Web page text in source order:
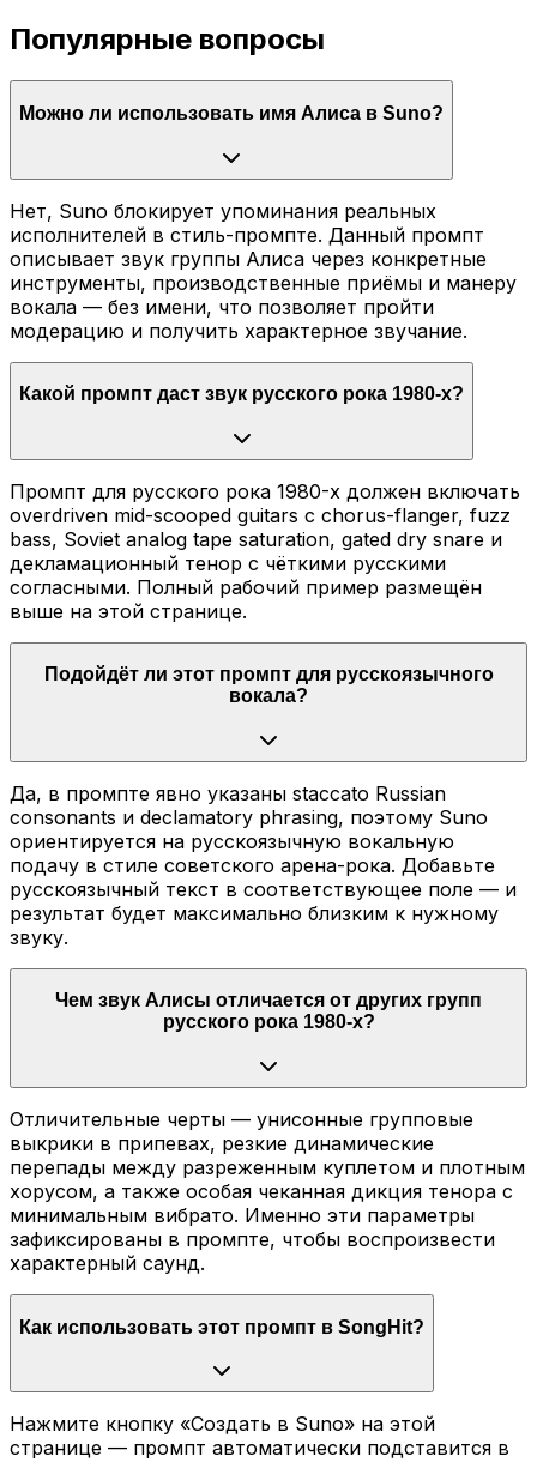
Популярные вопросы
Можно ли использовать имя Алиса в Suno?
Нет, Suno блокирует упоминания реальных
исполнителей в стиль-промпте. Данный промпт
описывает звук группы Алиса через конкретные
инструменты, производственные приёмы и манеру
вокала — без имени, что позволяет пройти
модерацию и получить характерное звучание.
Какой промпт даст звук русского рока 1980-х?
Промпт для русского рока 1980-х должен включать
overdriven mid-scooped guitars с chorus-flanger, fuzz
bass, Soviet analog tape saturation, gated dry snare и
декламационный тенор с чёткими русскими
согласными. Полный рабочий пример размещён
выше на этой странице.
Подойдёт ли этот промпт для русскоязычного
вокала?
Да, в промпте явно указаны staccato Russian
consonants и declamatory phrasing, поэтому Suno
ориентируется на русскоязычную вокальную
подачу в стиле советского арена-рока. Добавьте
русскоязычный текст в соответствующее поле — и
результат будет максимально близким к нужному
звуку.
Чем звук Алисы отличается от других групп
русского рока 1980-х?
Отличительные черты — унисонные групповые
выкрики в припевах, резкие динамические
перепады между разреженным куплетом и плотным
хорусом, а также особая чеканная дикция тенора с
минимальным вибрато. Именно эти параметры
зафиксированы в промпте, чтобы воспроизвести
характерный саунд.
Как использовать этот промпт в SongHit?
Нажмите кнопку «Создать в Suno» на этой
странице — промпт автоматически подставится в